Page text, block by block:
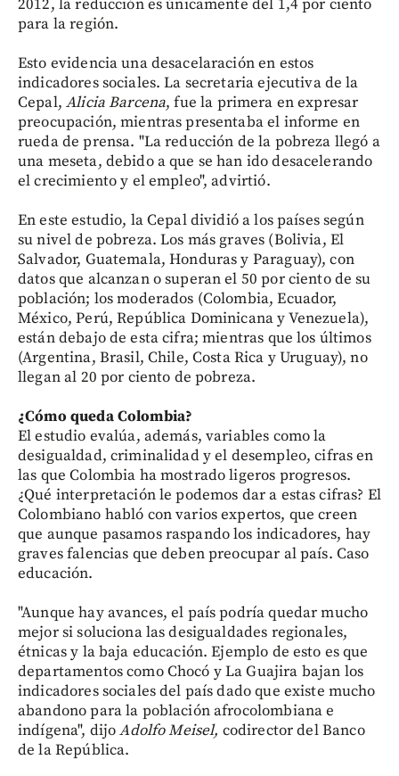
2012, la reducción es únicamente del 1,4 por ciento
para la región.
Esto evidencia una desacelaración en estos
indicadores sociales. La secretaria ejecutiva de la
Cepal,Alicia Barcena, fue la primera en expresar
preocupación, mientras presentaba el informe en
rueda de prensa. "La reducción de la pobreza llegó a
una meseta, debido a que se han ido desacelerando
el crecimiento y el empleo", advirtió.
En este estudio, la Cepal dividió a los países según
su nivel de pobreza. Los más graves (Bolivia, El
Salvador, Guatemala, Honduras y Paraguay), con
datos que alcanzan o superan el 50 por ciento de su
población; los moderados (Colombia, Ecuador,
México, Perú, República Dominicana y Venezuela),
están debajo de esta cifra; mientras que los últimos
(Argentina, Brasil, Chile, Costa Rica y Uruguay), no
llegan al 20 por ciento de pobreza.
¿Cómo queda Colombia?
El estudio evalúa, además, variables como la
desigualdad, criminalidad y el desempleo, cifras en
las que Colombia ha mostrado ligeros progresos.
¿Qué interpretación le podemos dar a estas cifras? El
Colombiano habló con varios expertos, que creen
que aunque pasamos raspando los indicadores, hay
graves falencias que deben preocupar al país. Caso
educación.
"Aunque hay avances, el país podría quedar mucho
mejor si soluciona las desigualdades regionales,
étnicas y la baja educación. Ejemplo de esto es que
departamentos como Chocó y La Guajira bajan los
indicadores sociales del país dado que existe mucho
abandono para la población afrocolombiana e
indígena", dijoAdolfo Meisel, codirector del Banco
de la República.